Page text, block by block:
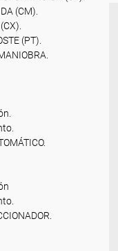
(CM).
(PT).